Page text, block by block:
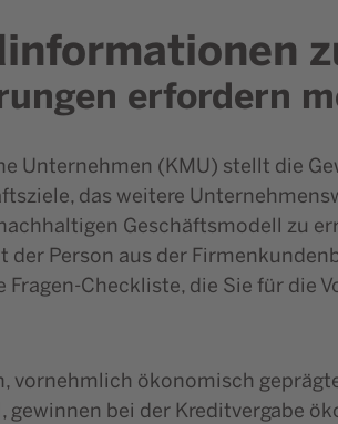
erfordern
Unternehmen (KMU) stellt die
das weitere
Geschäftsmodell zu
der Person aus der
Checkliste, die Sie für die
vornehmlich ökonomisch
bei der Kreditvergabe